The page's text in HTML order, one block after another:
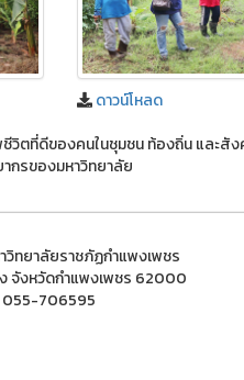
ดาวน์โหลด
วิตที่ดีของคนในชุมชน ท้องถิ่น และสั
กรของมหาวิทยาลัย
วิทยาลัยราชภัฏกำแพงเพชร
จังหวัดกำแพงเพชร 62000
055-706595